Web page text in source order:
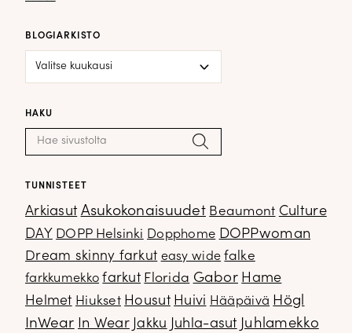
BLOGIARKISTO
HAKU
Haku: Hae
TUNNISTEET
Arkiasut Asukokonaisuudet Beaumont Culture
DAY DOPP Helsinki Dopphome DOPPwoman
Dream skinny farkut easy wide falke
farkkumekko farkut Florida Gabor Hame
Helmet Hiukset Housut Huivi Hääpäivä Högl
InWear In Wear Jakku Juhla-asut Juhlamekko